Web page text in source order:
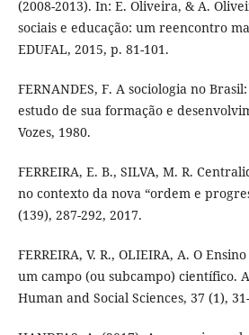
(2008-2013). In: E. Oliveira, & A.
sociais e educação: um reencontro
EDUFAL, 2015, p. 81-101.
FERNANDES, F. A sociologia no
estudo de sua formação e
Vozes, 1980.
FERREIRA, E. B., SILVA, M. R.
no contexto da nova “ordem e
(139), 287-292, 2017.
FERREIRA, V. R., OLIEIRA, A. O
um campo (ou subcampo) científico.
Human and Social Sciences, 37 (1),